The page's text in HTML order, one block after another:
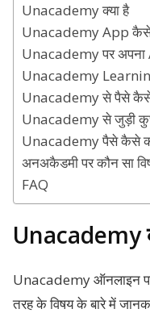
Unacademy क्या है
Unacademy App
Unacademy पर
Unacademy
Unacademy से पैसे
Unacademy से जुड़ी
Unacademy पैसे कैसे
अनअकैडमी पर कौन सा
FAQ
Unacademy
Unacademy ऑनलाइन
तरह के विषय के बारे में